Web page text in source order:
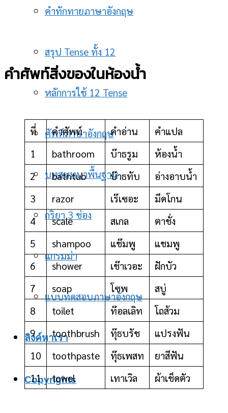
คำทักทายภาษาอังกฤษ
สรุป Tense ทั้ง 12
หลักการใช้ 12 Tense
ศัพท์ภาษาอังกฤษ
บทสนทนาพื้นฐาน
กริยา 3 ช่อง
แกรมม่า
แบบทดสอบภาษาอังกฤษ
ลิงค์หาเรา
Copyrights
คำศัพท์สิ่งของในห้องน้ำ
ที่ คำศัพท์ คำอ่าน
คำแปล
1
bathroom บ๊าธรูม
ห้องน้ำ
2
bathtub บ๊าธทับ
อ่างอาบน้ำ
3
razor เร๊เซอะ
มีดโกน
4
scale สเกล
ตาชั่ง
5
shampoo แช๊มพู
แชมพู
6
shower เช๊าเวอะ
ฝักบัว
7
soap โซพ
สบู่
8
toilet ท๊อลเลิท
โถส้วม
9
toothbrush ทุ๊ธบรัช
แปรงฟัน
10
toothpaste ทุ๊ธเพสท
ยาสีฟัน
11
towel เทาเวิล ผ้าเช็ดตัว